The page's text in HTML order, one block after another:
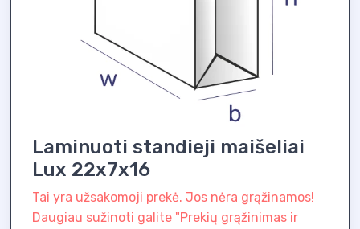
Laminuoti standieji maišeliai
Lux 22x7x16
Tai yra užsakomoji prekė. Jos nėra grąžinamos!
Daugiau sužinoti galite "Prekių grąžinimas ir